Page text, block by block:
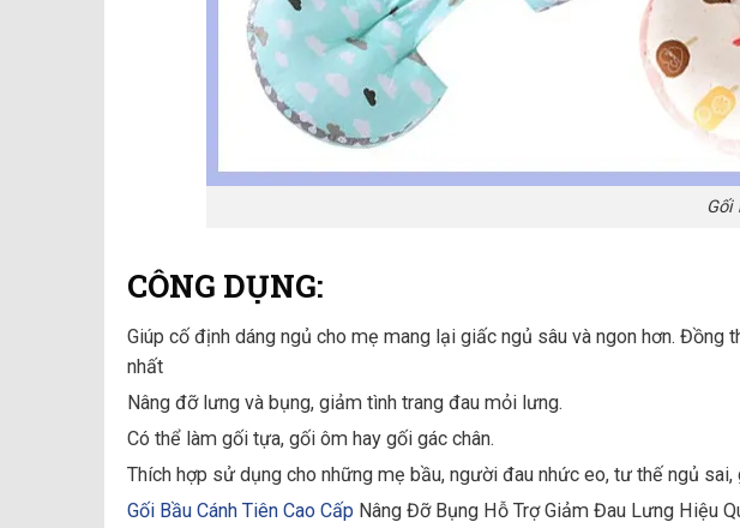
Gối
CÔNG DỤNG:
Giúp cố định dáng ngủ cho mẹ mang lại giấc ngủ sâu và ngon hơn.
nhất
Nâng đỡ lưng và bụng, giảm tình trang đau mỏi lưng.
Có thể làm gối tựa, gối ôm hay gối gác chân.
Thích hợp sử dụng cho những mẹ bầu, người đau nhức eo, tư thế ngủ
Gối Bầu Cánh Tiên Cao Cấp Nâng Đỡ Bụng Hỗ Trợ Giảm Đau Lưng Hiệu